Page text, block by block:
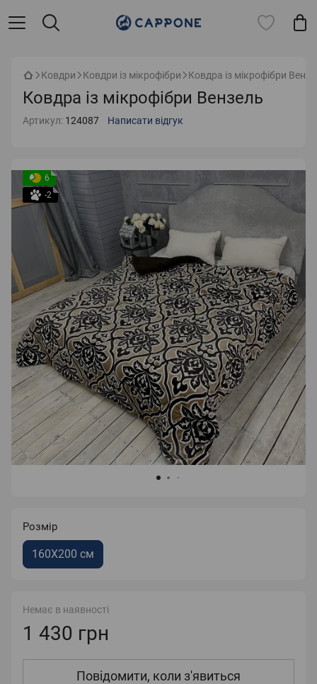
Ковдри Ковдри із мікрофібри Ковдра із мікрофібри
Ковдра із мікрофібри Вензель
Артикул: 124087 Написати відгук
6
-2
Розмір
160X200 см
Немає в наявності
1 430 грн
Повідомити, коли з'явиться